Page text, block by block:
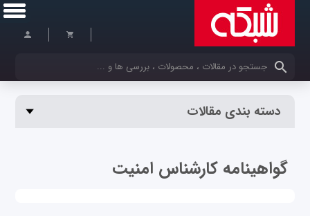
کلمات کلیدی خود را وارد کنید
دسته بندی مقالات
گواهینامه کارشناس امنیت